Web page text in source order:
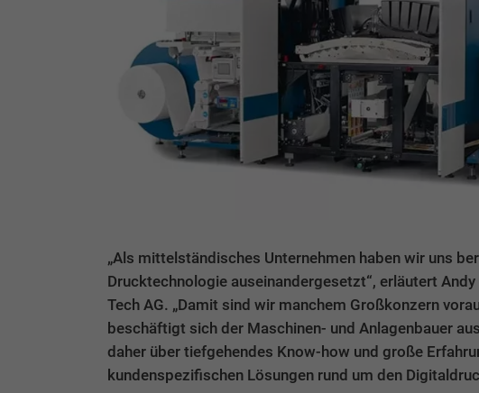
„Als mittelständisches Unternehmen haben wir uns
Drucktechnologie auseinandergesetzt“, erläutert
Tech AG. „Damit sind wir manchem Großkonzern
beschäftigt sich der Maschinen- und Anlagenbauer
daher über tiefgehendes Know-how und große
kundenspezifischen Lösungen rund um den